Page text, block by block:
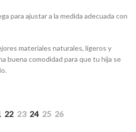
para ajustar a la medida adecuada con
materiales naturales, ligeros y
buena comodidad para que tu hija se
22 23 24 25 26